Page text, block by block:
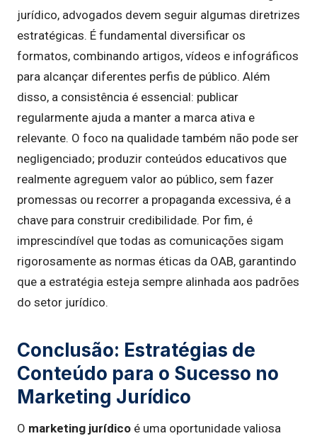
jurídico, advogados devem seguir algumas diretrizes
estratégicas. É fundamental diversificar os
formatos, combinando artigos, vídeos e infográficos
para alcançar diferentes perfis de público. Além
disso, a consistência é essencial: publicar
regularmente ajuda a manter a marca ativa e
relevante. O foco na qualidade também não pode ser
negligenciado; produzir conteúdos educativos que
realmente agreguem valor ao público, sem fazer
promessas ou recorrer a propaganda excessiva, é a
chave para construir credibilidade. Por fim, é
imprescindível que todas as comunicações sigam
rigorosamente as normas éticas da OAB, garantindo
que a estratégia esteja sempre alinhada aos padrões
do setor jurídico.
Conclusão: Estratégias de
Conteúdo para o Sucesso no
Marketing Jurídico
O marketing jurídico é uma oportunidade valiosa